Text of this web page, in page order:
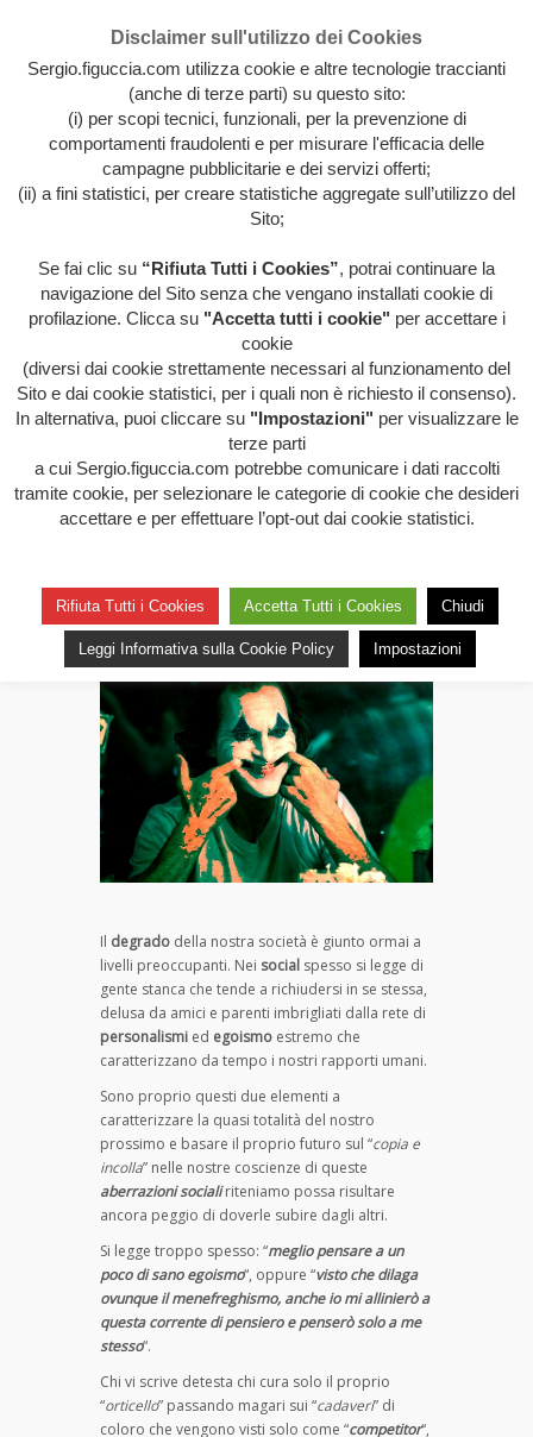
Archivio intera attività artistica di Sergio Figuccia & Opinionismo
personale
HOME/EVIDENZA/ HOME/HORROR TV /ITALIA
LIBERA-MENTE/ORRORI DI
STAMPA /QUESTA FOLLE SOCIETÀ/SOCIAL
MENTWORK
/
INSANO EGOISMO DI UNA INSANA
SOCIETÀ
società
Insano
egoismo
di
una
insana
società
27
Il degrado della nostra società è giunto ormai a
livelli preoccupanti. Nei social spesso si legge di
gente stanca che tende a richiudersi in se stessa,
delusa da amici e parenti imbrigliati dalla rete di
personalismi ed egoismo estremo che
caratterizzano da tempo i nostri rapporti umani.
Sono proprio questi due elementi a
caratterizzare la quasi totalità del nostro
prossimo e basare il proprio futuro sul “copia e
incolla” nelle nostre coscienze di queste
aberrazioni socialiriteniamo possa risultare
ancora peggio di doverle subire dagli altri.
Si legge troppo spesso: “meglio pensare a un
poco di sano egoismo“, oppure “visto che dilaga
ovunque il menefreghismo, anche io mi allinierò a
questa corrente di pensiero e penserò solo a me
stesso“.
Chi vi scrive detesta chi cura solo il proprio
“orticello” passando magari sui “cadaveri” di
coloro che vengono visti solo come “competitor“,
Disclaimer sull'utilizzo dei Cookies
Sergio.figuccia.com utilizza cookie e altre tecnologie traccianti
(anche di terze parti) su questo sito:
(i) per scopi tecnici, funzionali, per la prevenzione di
comportamenti fraudolenti e per misurare l'efficacia delle
campagne pubblicitarie e dei servizi offerti;
(ii) a fini statistici, per creare statistiche aggregate sull’utilizzo del
Sito;
Se fai clic su “Rifiuta Tutti i Cookies”, potrai continuare la
navigazione del Sito senza che vengano installati cookie di
profilazione. Clicca su "Accetta tutti i cookie" per accettare i
cookie
(diversi dai cookie strettamente necessari al funzionamento del
Sito e dai cookie statistici, per i quali non è richiesto il consenso).
In alternativa, puoi cliccare su "Impostazioni" per visualizzare le
terze parti
a cui Sergio.figuccia.com potrebbe comunicare i dati raccolti
tramite cookie, per selezionare le categorie di cookie che desideri
accettare e per effettuare l’opt-out dai cookie statistici.
Rifiuta Tutti i Cookies Accetta Tutti i Cookies Chiudi
Leggi Informativa sulla Cookie Policy Impostazioni